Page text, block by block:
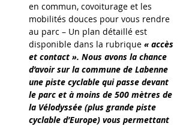
en commun, covoiturage et les
mobilités douces pour vous rendre
au parc – Un plan détaillé est
disponible dans la rubrique « accès
et contact ». Nous avons la chance
d’avoir sur la commune de Labenne
une piste cyclable qui passe devant
le parc et à moins de 500 mètres de
la Vélodyssée (plus grande piste
cyclable d’Europe) vous permettant